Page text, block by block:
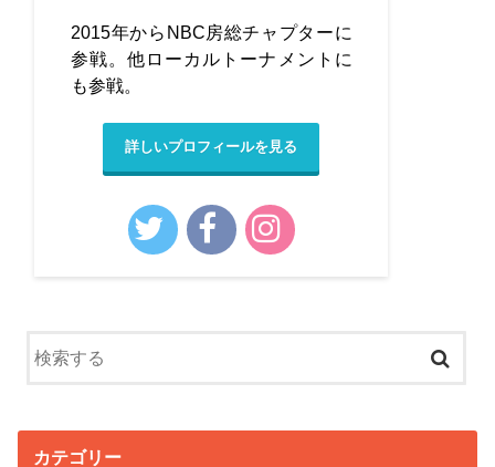
2015年からNBC房総チャプターに
参戦。他ローカルトーナメントに
も参戦。
詳しいプロフィールを見る
カテゴリー